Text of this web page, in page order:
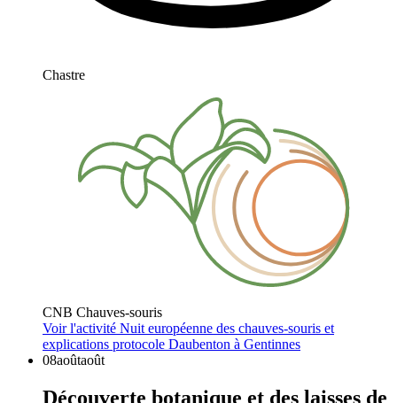
Chastre
CNB Chauves-souris
Voir l'activité Nuit européenne des chauves-souris et
explications protocole Daubenton à Gentinnes
08aoûtaoût
Découverte botanique et des laisses de